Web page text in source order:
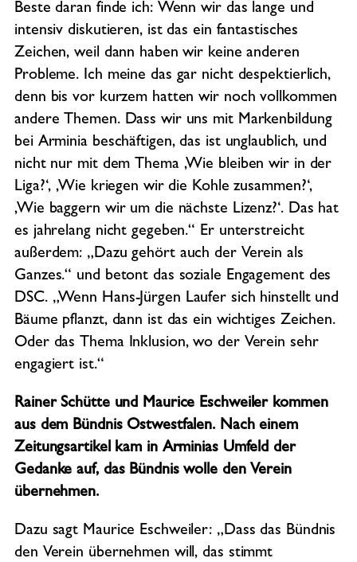
Beste daran finde ich: Wenn wir das lange und
intensiv diskutieren, ist das ein fantastisches
Zeichen, weil dann haben wir keine anderen
Probleme. Ich meine das gar nicht despektierlich,
denn bis vor kurzem hatten wir noch vollkommen
andere Themen. Dass wir uns mit Markenbildung
bei Arminia beschäftigen, das ist unglaublich, und
nicht nur mit dem Thema ‚Wie bleiben wir in der
Liga?‘, ‚Wie kriegen wir die Kohle zusammen?‘,
‚Wie baggern wir um die nächste Lizenz?‘. Das hat
es jahrelang nicht gegeben.“ Er unterstreicht
außerdem: „Dazu gehört auch der Verein als
Ganzes.“ und betont das soziale Engagement des
DSC. „Wenn Hans-Jürgen Laufer sich hinstellt und
Bäume pflanzt, dann ist das ein wichtiges Zeichen.
Oder das Thema Inklusion, wo der Verein sehr
engagiert ist.“
Rainer Schütte und Maurice Eschweiler kommen
aus dem Bündnis Ostwestfalen. Nach einem
Zeitungsartikel kam in Arminias Umfeld der
Gedanke auf, das Bündnis wolle den Verein
übernehmen.
Dazu sagt Maurice Eschweiler: „Dass das Bündnis
den Verein übernehmen will, das stimmt